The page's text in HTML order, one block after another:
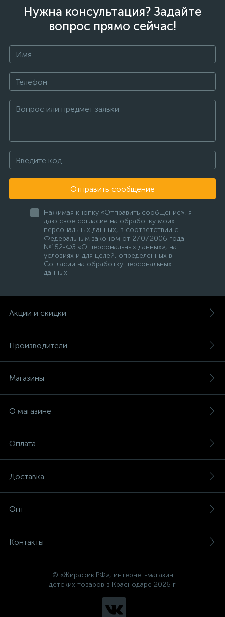
Нужна консультация? Задайте
вопрос прямо сейчас!
Отправить сообщение
Нажимая кнопку «Отправить сообщение», я
даю свое согласие на обработку моих
персональных данных, в соответствии с
Федеральным законом от 27.07.2006 года
№152-ФЗ «О персональных данных», на
условиях и для целей, определенных в
Согласии на обработку персональных
данных
Акции и скидки
Производители
Магазины
О магазине
Оплата
Доставка
Опт
Контакты
© «Жирафик.РФ», интернет-магазин
детских товаров в Краснодаре 2026 г.